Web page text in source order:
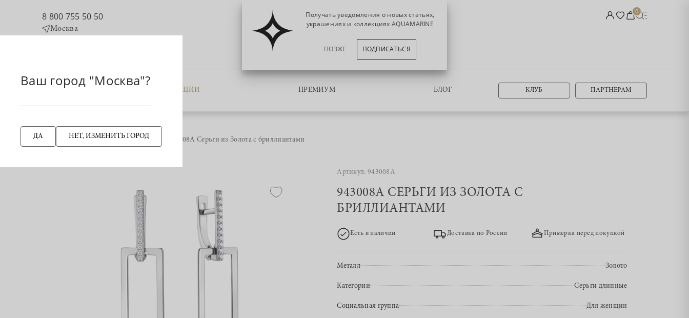
8 800 755 50 50
Москва
0
КАТАЛОГ АКЦИИ ПРЕМИУМ БЛОГ КЛУБ ПАРТНЕРАМ
НАЗАД Главная страница 943008А Серьги из Золота с бриллиантами
Артикул: 943008А
943008А СЕРЬГИ ИЗ ЗОЛОТА С
БРИЛЛИАНТАМИ
Есть в наличии Доставка по России Примерка перед покупкой
Металл Золото
Категории Серьги длинные
Социальная группа Для женщин
Ваш город "Москва"?
ДА НЕТ, ИЗМЕНИТЬ ГОРОД
Получать уведомления о новых статьях,
украшениях и коллекциях AQUAMARINE
ПОЗЖЕ ПОДПИСАТЬСЯ